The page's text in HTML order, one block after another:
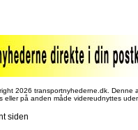
2026 transportnyhederne.dk. Denne
eller på anden måde videreudnyttes
siden